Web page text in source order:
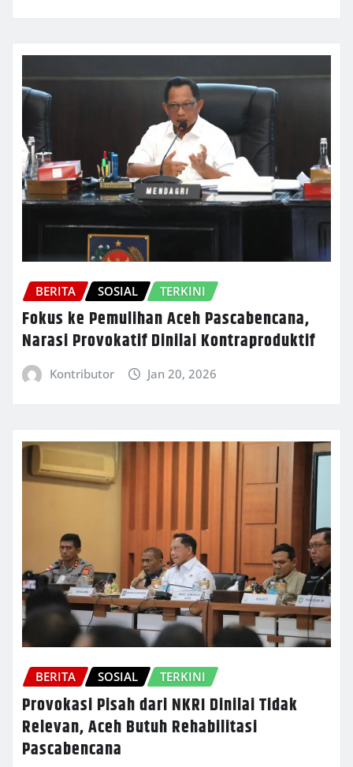
BERITA SOSIAL TERKINI
Fokus ke Pemulihan Aceh Pascabencana,
Narasi Provokatif Dinilai Kontraproduktif
Kontributor Jan 20, 2026
BERITA SOSIAL TERKINI
Provokasi Pisah dari NKRI Dinilai Tidak
Relevan, Aceh Butuh Rehabilitasi
Pascabencana